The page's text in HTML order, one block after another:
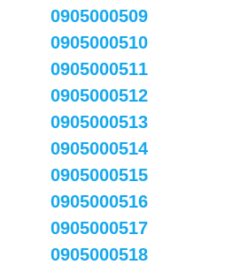
0905000509
0905000510
0905000511
0905000512
0905000513
0905000514
0905000515
0905000516
0905000517
0905000518